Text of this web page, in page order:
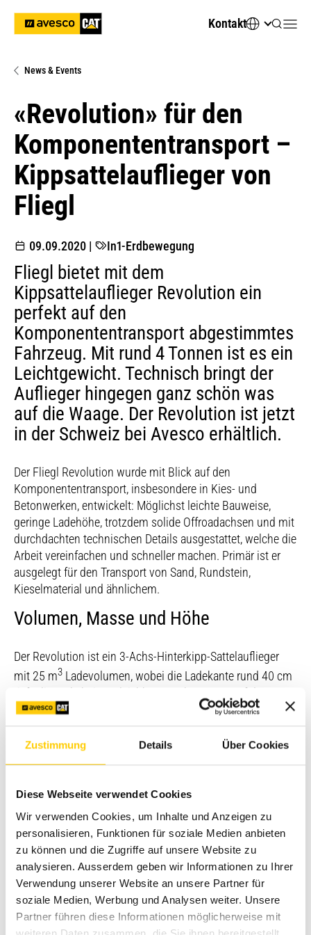
Zustimmung Details Über Cookies
Diese Webseite verwendet Cookies
Wir verwenden Cookies, um Inhalte und Anzeigen zu
personalisieren, Funktionen für soziale Medien anbieten
zu können und die Zugriffe auf unsere Website zu
analysieren. Ausserdem geben wir Informationen zu Ihrer
Verwendung unserer Website an unsere Partner für
soziale Medien, Werbung und Analysen weiter. Unsere
Partner führen diese Informationen möglicherweise mit
Kontakt
News & Events
«Revolution» für den
Komponententransport –
Kippsattelauflieger von
Fliegl
09.09.2020 | In1-Erdbewegung
Fliegl bietet mit dem
Kippsattelauflieger Revolution ein
perfekt auf den
Komponententransport abgestimmtes
Fahrzeug. Mit rund 4 Tonnen ist es ein
Leichtgewicht. Technisch bringt der
Auflieger hingegen ganz schön was
auf die Waage. Der Revolution ist jetzt
in der Schweiz bei Avesco erhältlich.
Der Fliegl Revolution wurde mit Blick auf den
Komponententransport, insbesondere in Kies- und
Betonwerken, entwickelt: Möglichst leichte Bauweise,
geringe Ladehöhe, trotzdem solide Offroadachsen und mit
durchdachten technischen Details ausgestattet, welche die
Arbeit vereinfachen und schneller machen. Primär ist er
ausgelegt für den Transport von Sand, Rundstein,
Kieselmaterial und ähnlichem.
Volumen, Masse und Höhe
Der Revolution ist ein 3-Achs-Hinterkipp-Sattelauflieger
mit 25 m3 Ladevolumen, wobei die Ladekante rund 40 cm
tiefer liegt als bei vergleichbaren Fahrzeugen auf dem
Markt. Erreicht wird das unter anderem durch einen
optimierten Stahlrahmen und die konische Muldenform,
welche zum Heck hin breiter wird. Diese Form sorgt
Zeitaufwändiges und gefährliches Freikratzen der
Ladefläche ist dadurch überflüssig. Nicht zuletzt wirkt die
Muldenform aerodynamisch: Sie verringert den
Luftwiderstand und senkt damit den Treibstoffverbrauch.
Die Mulde des Revolution ist ein Aluaufbau, Fliegl verbaut
das härteste Aluminium in dieser Klasse mit einer Brinell-
Härte von 110. Ebenfalls aus Aluminium sind die Felgen.